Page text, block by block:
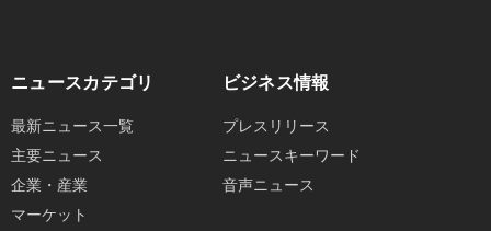
ニュースカテゴリ
最新ニュース一覧
主要ニュース
企業・産業
マーケット
ビジネス情報
プレスリリース
ニュースキーワード
音声ニュース